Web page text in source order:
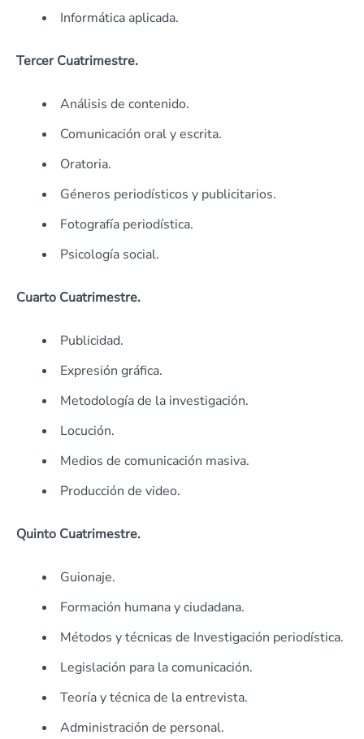
Informática aplicada.
Tercer Cuatrimestre.
Análisis de contenido.
Comunicación oral y escrita.
Oratoria.
Géneros periodísticos y publicitarios.
Fotografía periodística.
Psicología social.
Cuarto Cuatrimestre.
Publicidad.
Expresión gráfica.
Metodología de la investigación.
Locución.
Medios de comunicación masiva.
Producción de video.
Quinto Cuatrimestre.
Guionaje.
Formación humana y ciudadana.
Métodos y técnicas de Investigación periodística.
Legislación para la comunicación.
Teoría y técnica de la entrevista.
Administración de personal.